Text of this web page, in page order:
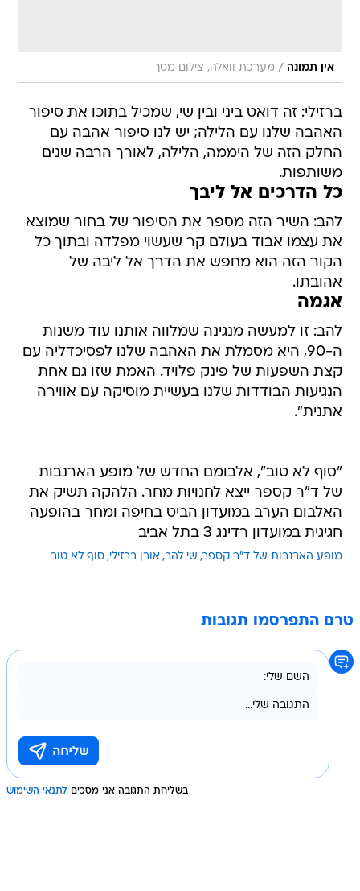
אין תמונה / מערכת וואלה, צילום מסך
ברזילי: זה דואט ביני ובין שי, שמכיל בתוכו את סיפור
האהבה שלנו עם הלילה; יש לנו סיפור אהבה עם
החלק הזה של היממה, הלילה, לאורך הרבה שנים
משותפות.
כל הדרכים אל ליבך
להב: השיר הזה מספר את הסיפור של בחור שמוצא
את עצמו אבוד בעולם קר שעשוי מפלדה ובתוך כל
הקור הזה הוא מחפש את הדרך אל ליבה של
אהובתו.
אגמה
להב: זו למעשה מנגינה שמלווה אותנו עוד משנות
ה-90, היא מסמלת את האהבה שלנו לפסיכדליה עם
קצת השפעות של פינק פלויד. האמת שזו גם אחת
הנגיעות הבודדות שלנו בעשיית מוסיקה עם אווירה
אתנית".
"סוף לא טוב", אלבומם החדש של מופע הארנבות
של ד"ר קספר ייצא לחנויות מחר. הלהקה תשיק את
האלבום הערב במועדון הביט בחיפה ומחר בהופעה
חגיגית במועדון רדינג 3 בתל אביב
מופע הארנבות של ד"ר קספר שי להב אורן ברזילי סוף לא טוב
טרם התפרסמו תגובות
בשליחת התגובה אני מסכים לתנאי השימוש